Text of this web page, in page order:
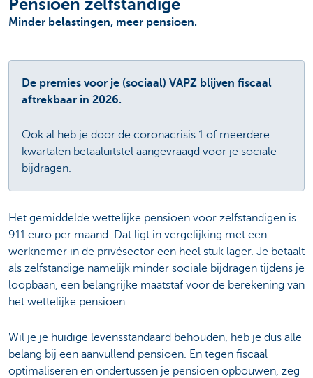
Minder belastingen, meer pensioen.
De premies voor je (sociaal) VAPZ blijven fiscaal
aftrekbaar in 2026.
Ook al heb je door de coronacrisis 1 of meerdere
kwartalen betaaluitstel aangevraagd voor je sociale
bijdragen.
Het gemiddelde wettelijke pensioen voor zelfstandigen is
911 euro per maand. Dat ligt in vergelijking met een
werknemer in de privésector een heel stuk lager. Je betaalt
als zelfstandige namelijk minder sociale bijdragen tijdens je
loopbaan, een belangrijke maatstaf voor de berekening van
het wettelijke pensioen.
Wil je je huidige levensstandaard behouden, heb je dus alle
belang bij een aanvullend pensioen. En tegen fiscaal
optimaliseren en ondertussen je pensioen opbouwen, zeg